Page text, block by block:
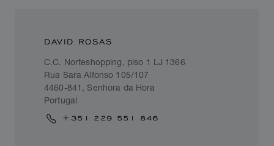
DAVID ROSAS
C.C. Norteshopping, piso 1 LJ 1366
Rua Sara Alfonso 105/107
4460-841, Senhora da Hora
Portugal
+351 229 551 846